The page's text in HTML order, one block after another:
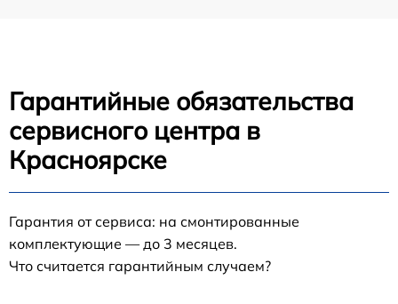
Гарантийные обязательства
сервисного центра в
Красноярске
Гарантия от сервиса: на смонтированные
комплектующие — до 3 месяцев.
Что считается гарантийным случаем?